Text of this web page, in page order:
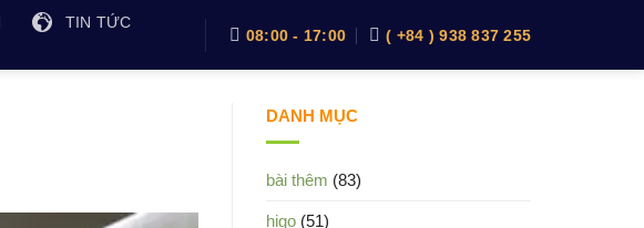
TIN TỨC
08:00 - 17:00 ( +84 ) 938 837 255
DANH MỤC
bài thêm (83)
higo (51)